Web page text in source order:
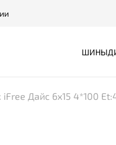
ШИНЫ
Дайс 6x15 4*100